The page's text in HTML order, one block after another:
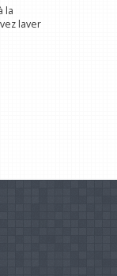
la
laver